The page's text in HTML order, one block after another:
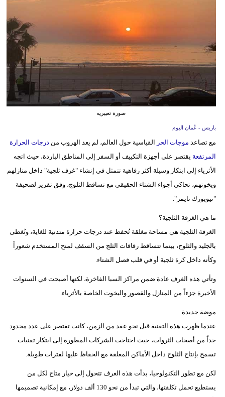
ديكور
أخبار
إعلام
تعليم
علوم
وتكنولوجيا
بيئة
فيديو
صورة تعبيريه
باريس - عُمان اليوم
مع تصاعد موجات الحر القياسية حول العالم، لم يعد الهروب من درجات الحرارة
المرتفعة يقتصر على أجهزة التكييف أو السفر إلى المناطق الباردة، حيث اتجه
الأثرياء إلى ابتكار وسيلة أكثر رفاهية تتمثل في إنشاء "غرف ثلجية" داخل منازلهم
ويخوتهم، تحاكي أجواء الشتاء الحقيقي مع تساقط الثلوج، وفق تقرير لصحيفة
"نيويورك تايمز".
ما هي الغرفة الثلجية؟
الغرفة الثلجية هي مساحة مغلقة تُحفظ عند درجات حرارة متدنية للغاية، وتُغطى
بالجليد والثلوج، بينما تتساقط رقاقات الثلج من السقف لمنح المستخدم شعوراً
وكأنه داخل كرة ثلجية أو في قلب فصل الشتاء.
وتأتي هذه الغرف عادة ضمن مراكز السبا الفاخرة، لكنها أصبحت في السنوات
الأخيرة جزءاً من المنازل والقصور واليخوت الخاصة بالأثرياء.
موضة جديدة
عندما ظهرت هذه التقنية قبل نحو عقد من الزمن، كانت تقتصر على عدد محدود
جداً من أصحاب الثروات، حيث احتاجت الشركات المطورة إلى ابتكار تقنيات
تسمح بإنتاج الثلوج داخل الأماكن المغلقة مع الحفاظ عليها لفترات طويلة.
لكن مع تطور التكنولوجيا، بدأت هذه الغرف تتحول إلى خيار متاح لكل من
يستطيع تحمل تكلفتها، والتي تبدأ من نحو 130 ألف دولار، مع إمكانية تصميمها